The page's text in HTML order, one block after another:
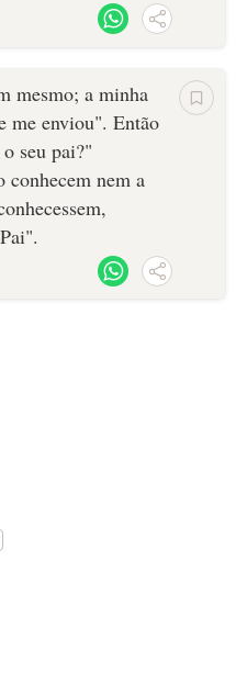
mesmo; a minha
me enviou". Então
seu pai?"
conhecem nem a